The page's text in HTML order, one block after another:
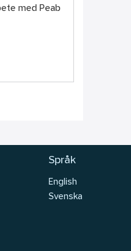
med Peab
Språk
English
Svenska